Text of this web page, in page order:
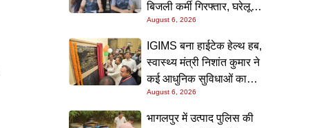
बिजली कर्मी गिरफ्तार, घरेलू
कनेक्शन के नाम पर मांगे जा रहे
थे 15 हजार रुपये, निगरानी
टीम ने रंगे हाथ पकड़ा
August 6, 2026
IGIMS बना हाईटेक हेल्थ हब,
स्वास्थ्य मंत्री निशांत कुमार ने
कई आधुनिक सुविधाओं का
किया उद्घाटन; गंभीर मरीजों
के इलाज में आएगा बड़ा सुधार
August 6, 2026
भागलपुर में उत्पाद पुलिस की